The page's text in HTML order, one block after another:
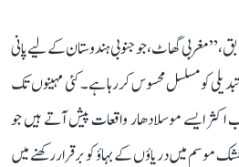
’’مغربی گھاٹ، جو جنوبی ہندوستان کے لیے پانی
کو مسلسل محسوس کر رہا ہے۔ کئی مہینوں تک
ایسے موسلادھار واقعات پیش آتے ہیں جو
موسم میں دریاؤں کے بہاؤ کو برقرار رکھنے میں